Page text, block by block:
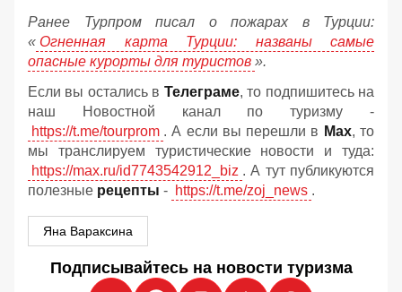
Ранее Турпром писал о пожарах в Турции:
« Огненная карта Турции: названы самые
опасные курорты для туристов ».
Если вы остались в Телеграме, то подпишитесь на
наш Новостной канал по туризму -
https://t.me/tourprom . А если вы перешли в Мах, то
мы транслируем туристические новости и туда:
https://max.ru/id7743542912_biz . А тут публикуются
полезные рецепты - https://t.me/zoj_news .
Яна Вараксина
Подписывайтесь на новости туризма